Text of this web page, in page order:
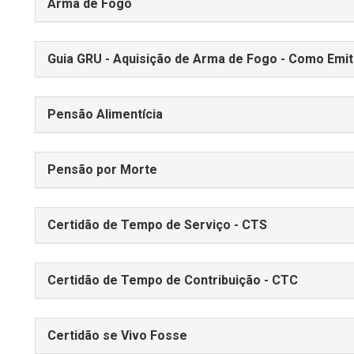
Arma de Fogo
Guia GRU - Aquisição de Arma de Fogo - Como
Pensão Alimentícia
Pensão por Morte
Certidão de Tempo de Serviço - CTS
Certidão de Tempo de Contribuição - CTC
Certidão se Vivo Fosse